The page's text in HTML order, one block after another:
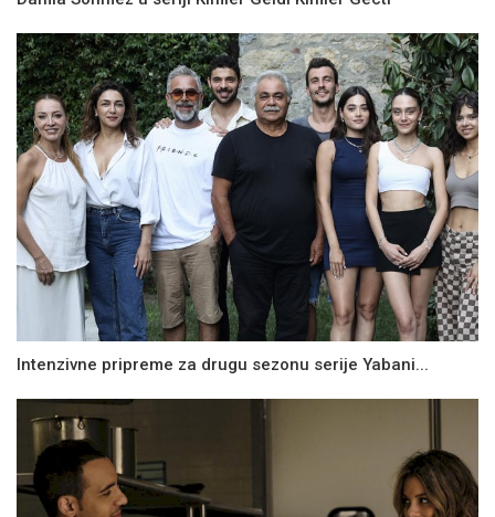
Intenzivne pripreme za drugu sezonu serije Yabani...